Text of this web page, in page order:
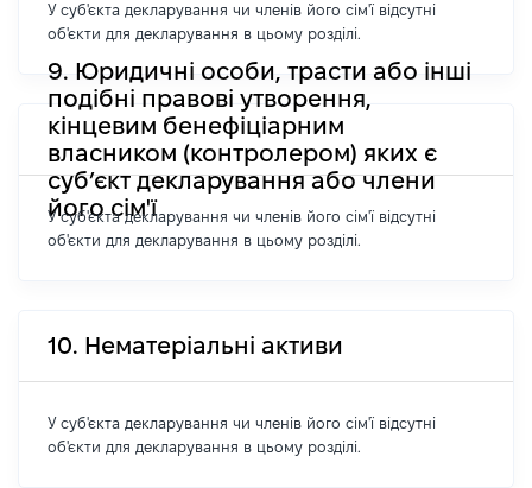
У суб'єкта декларування чи членів його сім'ї відсутні
об'єкти для декларування в цьому розділі.
9. Юридичні особи, трасти або інші
подібні правові утворення,
кінцевим бенефіціарним
власником (контролером) яких є
суб’єкт декларування або члени
його сім'ї
У суб'єкта декларування чи членів його сім'ї відсутні
об'єкти для декларування в цьому розділі.
10. Нематеріальні активи
У суб'єкта декларування чи членів його сім'ї відсутні
об'єкти для декларування в цьому розділі.